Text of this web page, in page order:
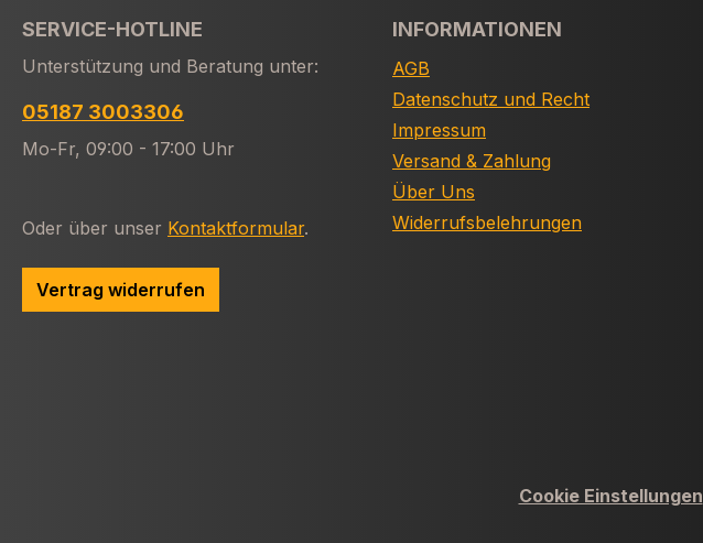
SERVICE-HOTLINE
Unterstützung und Beratung unter:
05187 3003306
Mo-Fr, 09:00 - 17:00 Uhr
Oder über unser Kontaktformular.
Vertrag widerrufen
INFORMATIONEN
AGB
Datenschutz und Recht
Impressum
Versand & Zahlung
Über Uns
Widerrufsbelehrungen
Cookie Einstellungen